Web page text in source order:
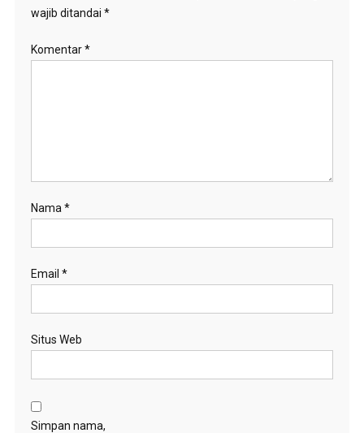
wajib ditandai *
Komentar*
Nama *
Email *
Situs Web
Simpan nama,